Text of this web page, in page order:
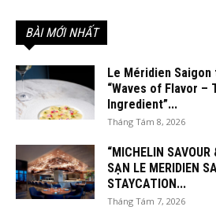
BÀI MỚI NHẤT
Le Méridien
“Waves of Flavor –
Ingredient”...
Tháng Tám 8, 2026
“MICHELIN
SẠN LE MERIDIEN
STAYCATION...
Tháng Tám 7, 2026